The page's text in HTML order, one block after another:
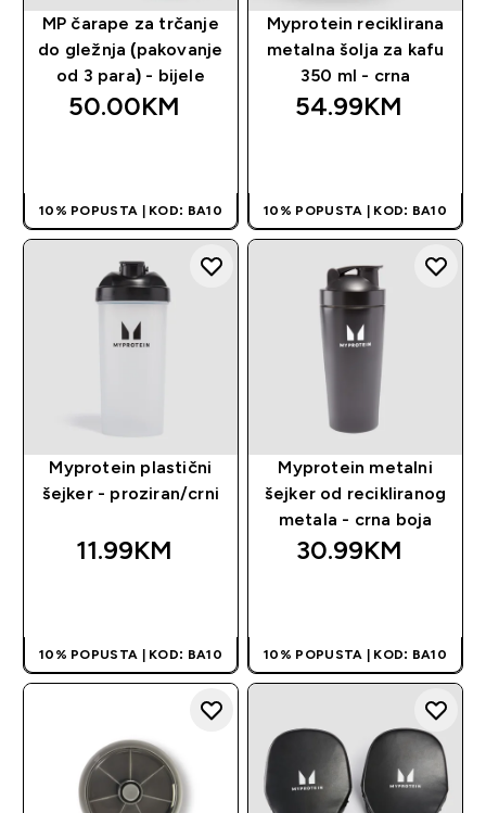
MP čarape za trčanje
do gležnja (pakovanje
od 3 para) - bijele
50.00KM‎
10% POPUSTA | KOD: BA10
Myprotein reciklirana
metalna šolja za kafu
350 ml - crna
54.99KM‎
10% POPUSTA | KOD: BA10
Myprotein plastični
šejker - proziran/crni
11.99KM‎
10% POPUSTA | KOD: BA10
Myprotein metalni
šejker od recikliranog
metala - crna boja
30.99KM‎
10% POPUSTA | KOD: BA10